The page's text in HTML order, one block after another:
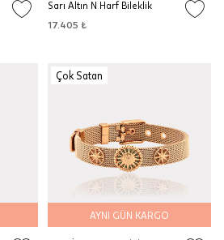
Sarı Altın N Harf Bileklik
17.405 ₺
Çok Satan
AYNI GÜN KARGO